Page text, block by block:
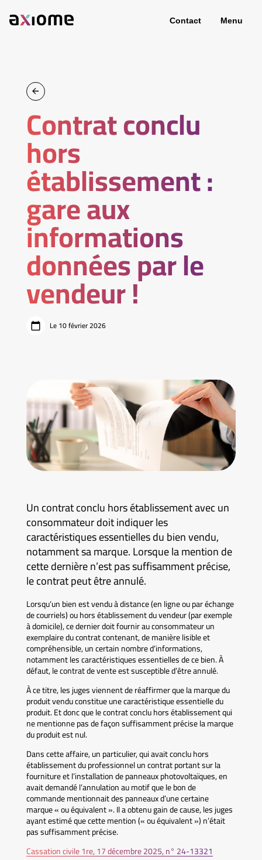
Contact Menu
Contrat conclu
hors
établissement :
gare aux
informations
données par le
vendeur !
Le 10 février 2026
Un contrat conclu hors établissement avec un
consommateur doit indiquer les
caractéristiques essentielles du bien vendu,
notamment sa marque. Lorsque la mention de
cette dernière n’est pas suffisamment précise,
le contrat peut être annulé.
Lorsqu’un bien est vendu à distance (en ligne ou par échange
de courriels) ou hors établissement du vendeur (par exemple
à domicile), ce dernier doit fournir au consommateur un
exemplaire du contrat contenant, de manière lisible et
compréhensible, un certain nombre d’informations,
notamment les caractéristiques essentielles de ce bien. À
défaut, le contrat de vente est susceptible d’être annulé.
À ce titre, les juges viennent de réaffirmer que la marque du
produit vendu constitue une caractéristique essentielle du
produit. Et donc que le contrat conclu hors établissement qui
ne mentionne pas de façon suffisamment précise la marque
du produit est nul.
Dans cette affaire, un particulier, qui avait conclu hors
établissement du professionnel un contrat portant sur la
fourniture et l’installation de panneaux photovoltaïques, en
avait demandé l’annulation au motif que le bon de
commande mentionnait des panneaux d’une certaine
marque « ou équivalent ». Il a obtenu gain de cause, les juges
ayant estimé que cette mention (« ou équivalent ») n’était
pas suffisamment précise.
Cassation civile 1re, 17 décembre 2025, n° 24-13321